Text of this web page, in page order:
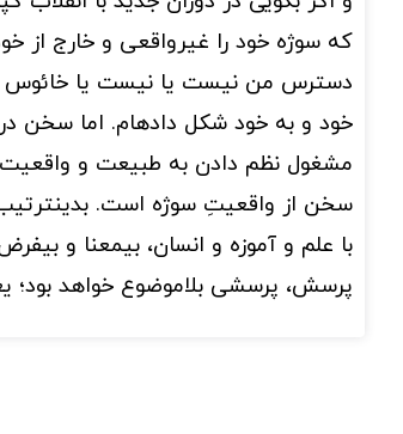
که سوژه خود را غیرواقعی و خارج از
دسترس من نیست یا نیست یا خائوس
خود و به خود شکل دادهام. اما سخن
مشغول نظم دادن به طبیعت و
سخن از واقعیتِ سوژه است.
با علم و آموزه و انسان، بیمعنا و
پرسش، پرسشی بلاموضوع خواهد بود؛